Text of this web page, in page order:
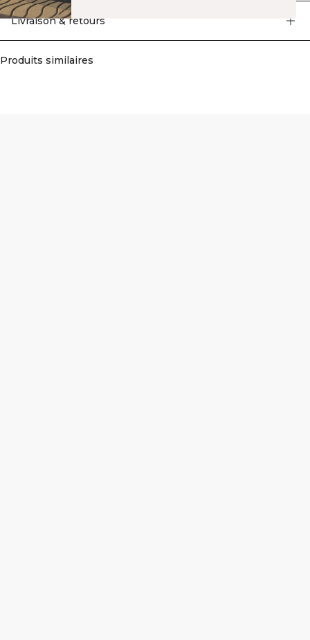
de sport. 54% Coton, 46% Polyester.
Livraison & retours
Produits similaires